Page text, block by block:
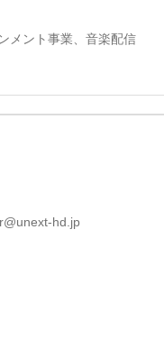
メント事業、音楽配信
hd.jp